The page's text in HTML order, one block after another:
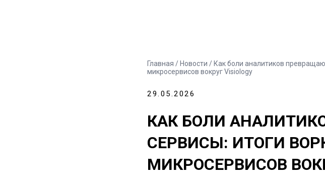
Главная / Новости / Как боли аналитиков
микросервисов вокруг Visiology
29.05.2026
КАК БОЛИ
СЕРВИСЫ: ИТОГИ
МИКРОСЕРВИСОВ